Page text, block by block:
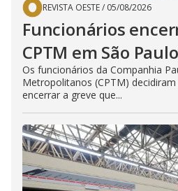
REVISTA OESTE/ 05/08/2026
Funcionários
CPTM em São Paulo
Os funcionários da Companhia
Metropolitanos (CPTM)
encerrar a greve que...